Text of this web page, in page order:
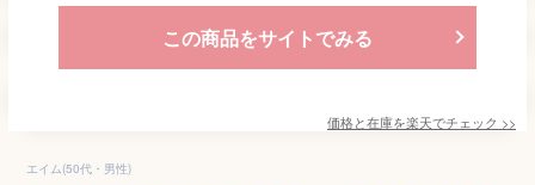
この商品をサイトでみる
価格と在庫を楽天でチェック >>
エイム(50代・男性)